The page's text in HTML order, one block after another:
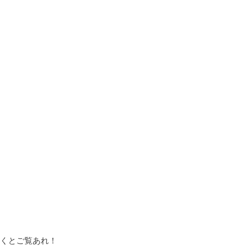
とご覧あれ！